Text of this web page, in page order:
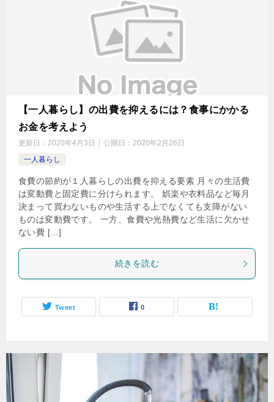
【一人暮らし】の出費を抑えるには？食事にかかる
お金を考えよう
更新日： 2020年4月3日 公開日： 2020年2月26日
一人暮らし
食費の節約が１人暮らしの出費を抑える要素 月々の生活費
は変動費と固定費に分けられます。 娯楽や衣料品など毎月
決まって買わないものや生活する上でなくても支障がない
ものは変動費です。 一方、食費や光熱費など生活に欠かせ
ない費 […]
続きを読む
Tweet 0